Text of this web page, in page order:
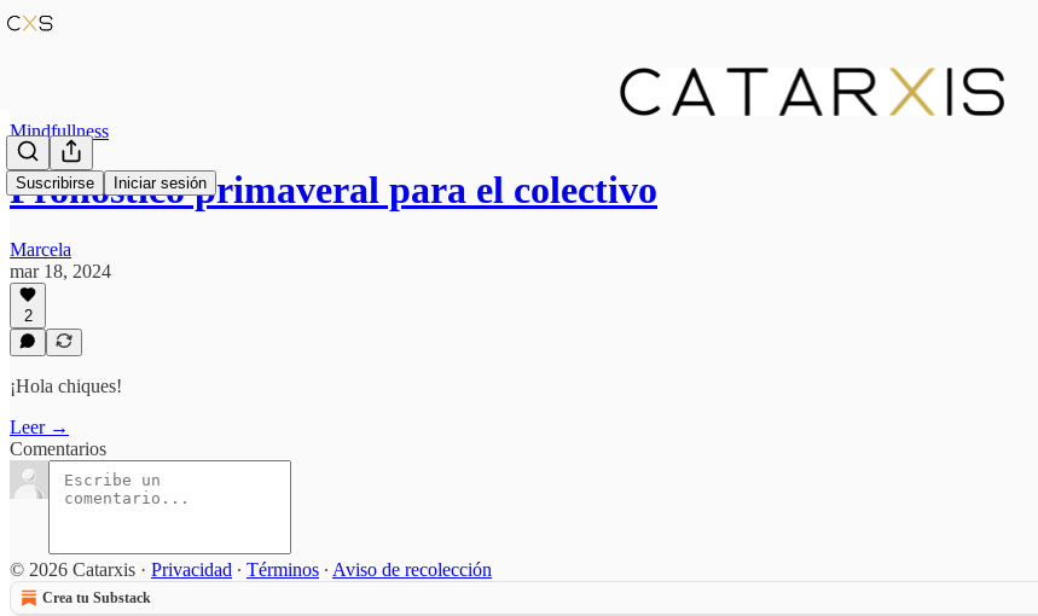
Suscribirse Iniciar sesión
Mindfullness
Pronóstico primaveral para el colectivo
Marcela
mar 18, 2024
2
¡Hola chiques!
Leer →
Comentarios
© 2026 Catarxis · Privacidad ∙ Términos ∙ Aviso de recolección
Crea tu Substack